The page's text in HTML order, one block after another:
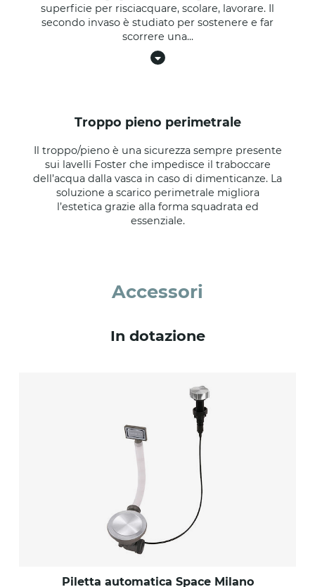
superficie per risciacquare, scolare, lavorare. Il
secondo invaso è studiato per sostenere e far
scorrere una...
troppo pieno perimetrale
Il troppo/pieno è una sicurezza sempre presente
sui lavelli Foster che impedisce il traboccare
dell’acqua dalla vasca in caso di dimenticanze. La
soluzione a scarico perimetrale migliora
l’estetica grazie alla forma squadrata ed
essenziale.
Accessori
In dotazione
Piletta automatica Space Milano